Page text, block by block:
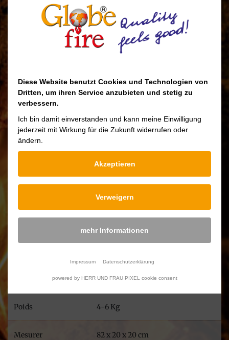
Disponible en trois variantes:
Or: 4 Kg
Poids 4-6 Kg
Mesurer 82 x 20 x 20 cm
Diese Website benutzt Cookies und Technologien von
Dritten, um ihren Service anzubieten und stetig zu
verbessern.
Ich bin damit einverstanden und kann meine Einwilligung
jederzeit mit Wirkung für die Zukunft widerrufen oder
ändern.
Akzeptieren
Verweigern
mehr Informationen
Impressum Datenschutzerklärung
powered by HERR UND FRAU PIXEL cookie consent